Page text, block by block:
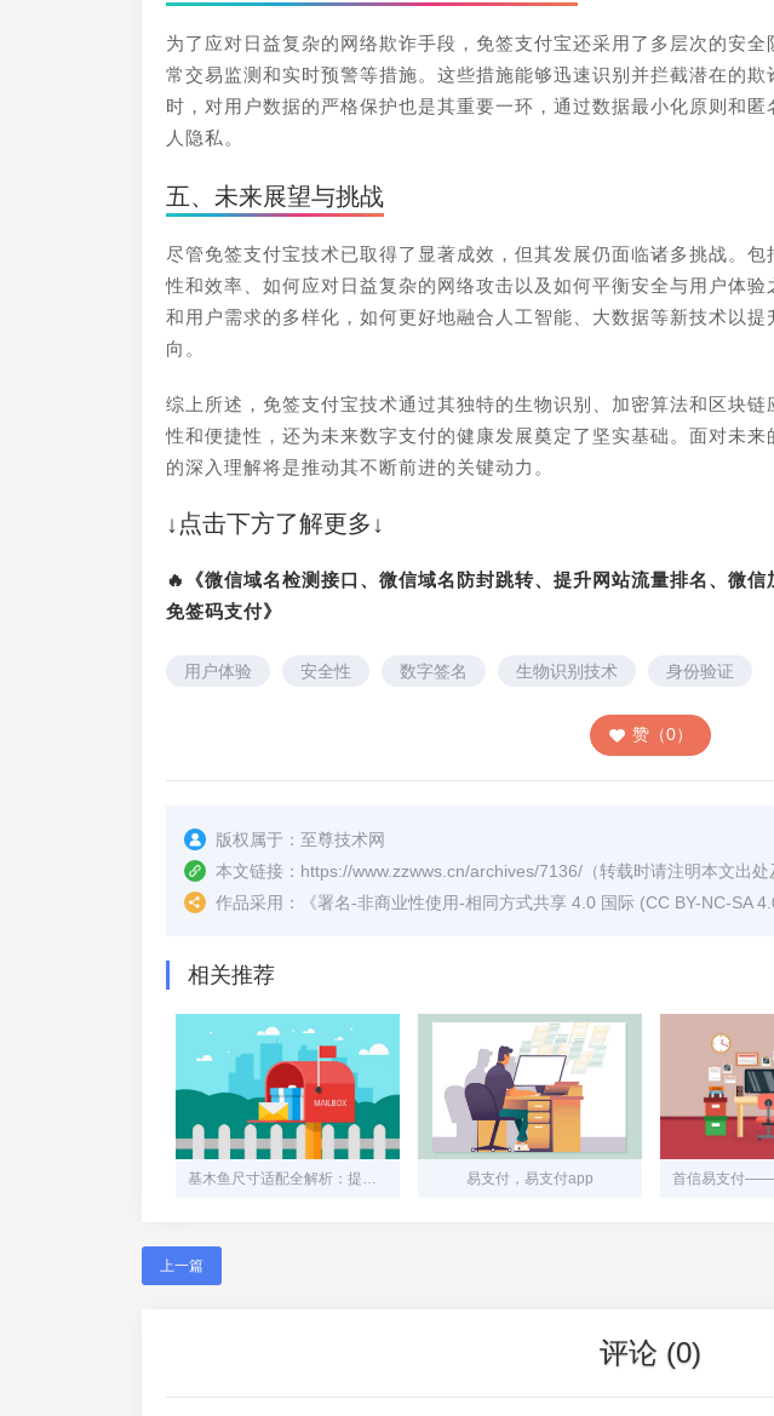
为了应对日益复杂的网络欺诈手段，免签支付宝还采用了多层次的安
常交易监测和实时预警等措施。这些措施能够迅速识别并拦截潜在的
时，对用户数据的严格保护也是其重要一环，通过数据最小化原则和
人隐私。
五、未来展望与挑战
尽管免签支付宝技术已取得了显著成效，但其发展仍面临诸多挑战。
性和效率、如何应对日益复杂的网络攻击以及如何平衡安全与用户体
和用户需求的多样化，如何更好地融合人工智能、大数据等新技术以
向。
综上所述，免签支付宝技术通过其独特的生物识别、加密算法和区块
性和便捷性，还为未来数字支付的健康发展奠定了坚实基础。面对未
的深入理解将是推动其不断前进的关键动力。
↓点击下方了解更多↓
🔥《微信域名检测接口、微信域名防封跳转、提升网站流量排名、微
免签码支付》
用户体验 安全性 数字签名 生物识别技术 身份验证
赞（0）
版权属于： 至尊技术网
本文链接： https://www.zzwws.cn/archives/7136/ （转载时请注明本文出处
作品采用：
《署名-非商业性使用-相同方式共享 4.0 国际 (CC BY-NC-SA
相关推荐
基木鱼尺寸适配全解析：提升用户体验的关键细节 易支付，易支付app
上一篇
评论 (0)